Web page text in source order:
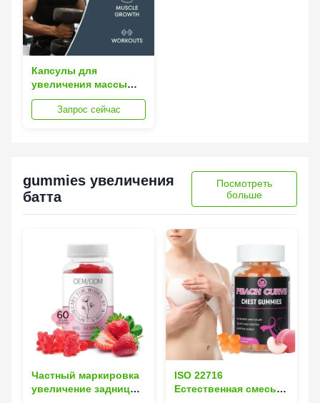
Капсулы для
увеличения массы
тела для мужчин
Запрос сейчас
gummies увеличения
батта
Посмотреть
больше
Частный маркировка
увеличение задницы
ISO 22716
Естественная смесь